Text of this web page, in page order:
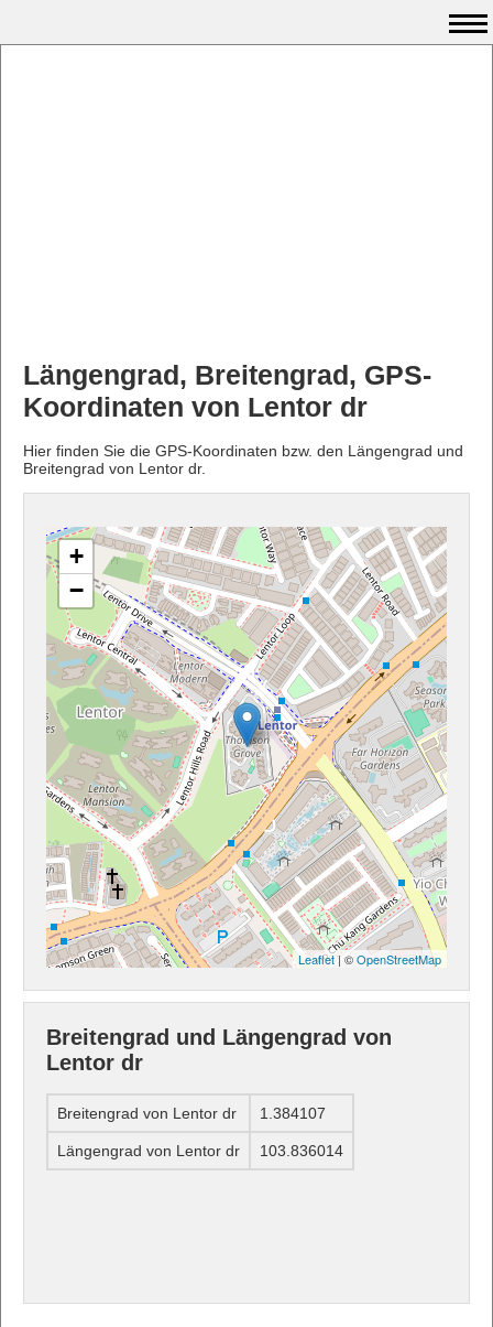
Längengrad, Breitengrad, GPS-
Koordinaten von Lentor dr
Hier finden Sie die GPS-Koordinaten bzw. den Längengrad und
Breitengrad von Lentor dr.
+
−
Leaflet| ©OpenStreetMap
Breitengrad und Längengrad von
Lentor dr
Breitengrad von Lentor dr 1.384107
Längengrad von Lentor dr 103.836014